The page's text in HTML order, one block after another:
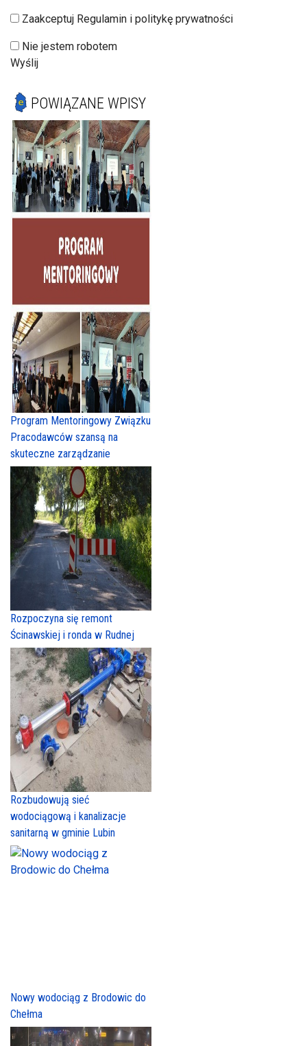
Zaakceptuj Regulamin i politykę prywatności
Nie jestem robotem
Wyślij
POWIĄZANE WPISY
Program Mentoringowy Związku
Pracodawców szansą na
skuteczne zarządzanie
Rozpoczyna się remont
Ścinawskiej i ronda w Rudnej
Rozbudowują sieć
wodociągową i kanalizacje
sanitarną w gminie Lubin
Nowy wodociąg z Brodowic do
Chełma